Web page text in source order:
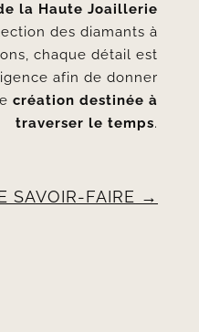
la Haute Joaillerie
des diamants à
chaque détail est
afin de donner
création destinée à
traverser le temps.
SAVOIR-FAIRE